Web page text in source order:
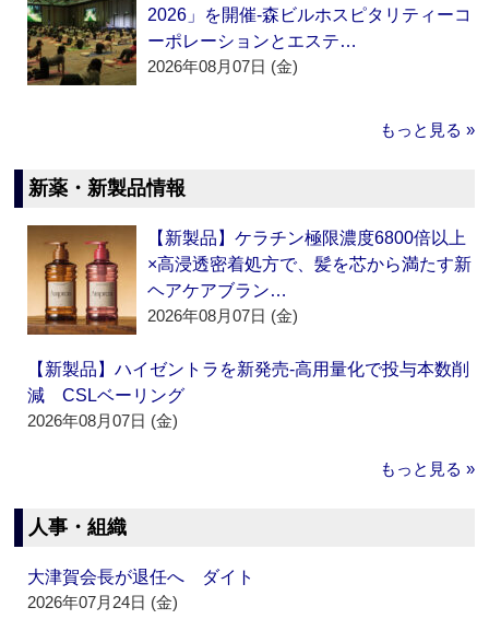
2026」を開催‐森ビルホスピタリティーコ
ーポレーションとエステ…
2026年08月07日 (金)
もっと見る »
新薬・新製品情報
【新製品】ケラチン極限濃度6800倍以上
×高浸透密着処方で、髪を芯から満たす新
ヘアケアブラン…
2026年08月07日 (金)
【新製品】ハイゼントラを新発売‐高用量化で投与本数削
減 CSLベーリング
2026年08月07日 (金)
もっと見る »
人事・組織
大津賀会長が退任へ ダイト
2026年07月24日 (金)